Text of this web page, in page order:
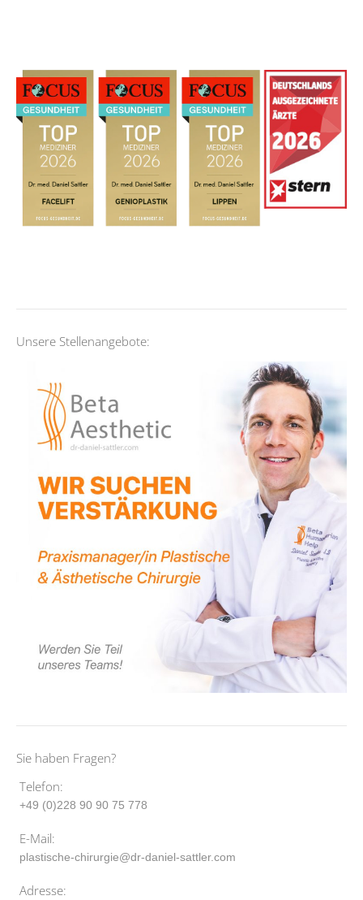
Unsere Stellenangebote:
Sie haben Fragen?
Telefon:
+49 (0)228 90 90 75 778
E-Mail:
plastische-chirurgie@dr-daniel-sattler.com
Adresse: